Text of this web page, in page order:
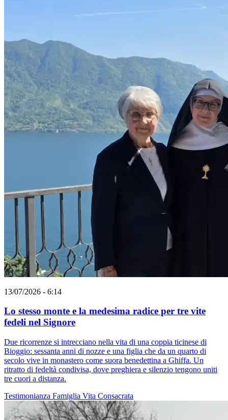
13/07/2026 - 6:14
Lo stesso monte e la medesima radice per tre vite
fedeli nel Signore
Due ricorrenze si intrecciano nella vita di una coppia ticinese di
Bioggio: sessanta anni di nozze e una figlia che da un quarto di
secolo vive in monastero come suora benedettina a Ghiffa. Un
ritratto di fedeltà condivisa, dove preghiera e silenzio tengono uniti
tre cuori a distanza.
Testimonianza Famiglia Vita Consacrata